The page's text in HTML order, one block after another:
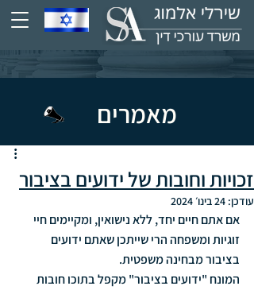
מאמרים
זכויות וחובות של ידועים בציבור
עודכן: 24 בינו׳ 2024
אם אתם חיים יחד, ללא נישואין, ומקיימים חיי
זוגיות ומשפחה הרי שייתכן שאתם ידועים
בציבור מבחינה משפטית.
המונח "ידועים בציבור" מקפל בתוכו חובות